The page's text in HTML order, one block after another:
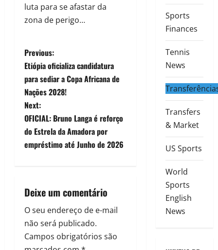
luta para se afastar da
zona de perigo…
Previous:
Etiópia oficializa candidatura
para sediar a Copa Africana de
Nações 2028!
Next:
OFICIAL: Bruno Langa é reforço
do Estrela da Amadora por
empréstimo até Junho de 2026
Deixe um comentário
O seu endereço de e-mail
não será publicado.
Campos obrigatórios são
Sports
Finances
Tennis
News
Transfers
& Market
US Sports
World
Sports
English
News